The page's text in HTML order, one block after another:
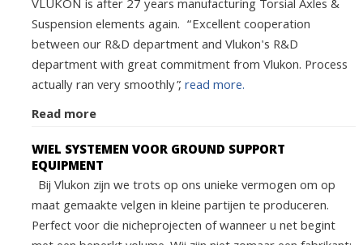
VLUKON is after 27 years manufacturing Torsial Axles &
Suspension elements again. “Excellent cooperation
between our R&D department and Vlukon's R&D
department with great commitment from Vlukon. Process
actually ran very smoothly”,read more.
Read more
WIEL SYSTEMEN VOOR GROUND SUPPORT
EQUIPMENT
Bij Vlukon zijn we trots op ons unieke vermogen om op
maat gemaakte velgen in kleine partijen te produceren.
Perfect voor die nicheprojecten of wanneer u net begint